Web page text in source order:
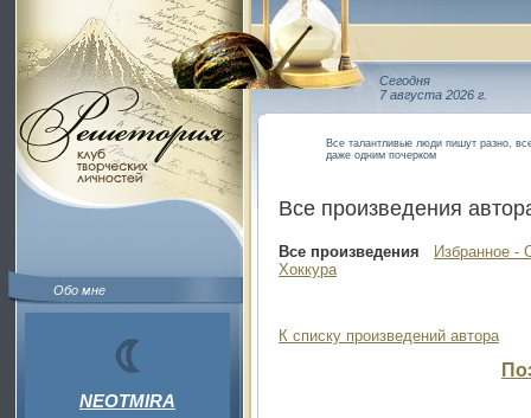
Обо мне
NEOTMIRA
Сегодня
7 августа 2026 г.
Все талантливые люди пишут разно,
даже одним почерком
Все произведения
Все произведения
Избранное -
Хоккура
К списку произведений автора